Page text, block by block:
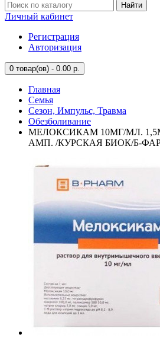
Найти
Личный кабинет
Регистрация
Авторизация
0 товар(ов) - 0.00 р.
Главная
Семья
Сезон, Импульс, Травма
Обезболивание
МЕЛОКСИКАМ 10МГ/МЛ.
АМП. /КУРСКАЯ БИОК/Б-